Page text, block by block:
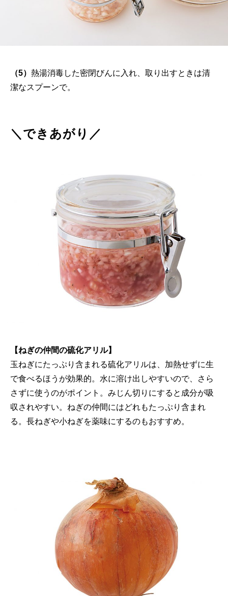
（5） 熱湯消毒した密閉びんに入れ、取り出すときは清
潔なスプーンで。
＼できあがり／
【ねぎの仲間の硫化アリル】
玉ねぎにたっぷり含まれる硫化アリルは、加熱せずに生
で食べるほうが効果的。水に溶け出しやすいので、さら
さずに使うのがポイント。みじん切りにすると成分が吸
収されやすい。ねぎの仲間にはどれもたっぷり含まれ
る。長ねぎや小ねぎを薬味にするのもおすすめ。